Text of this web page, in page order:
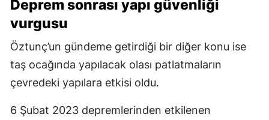
Deprem sonrası yapı güvenliği
vurgusu
Öztunç’un gündeme getirdiği bir diğer konu ise
taş ocağında yapılacak olası patlatmaların
çevredeki yapılara etkisi oldu.
6 Şubat 2023 depremlerinden etkilenen